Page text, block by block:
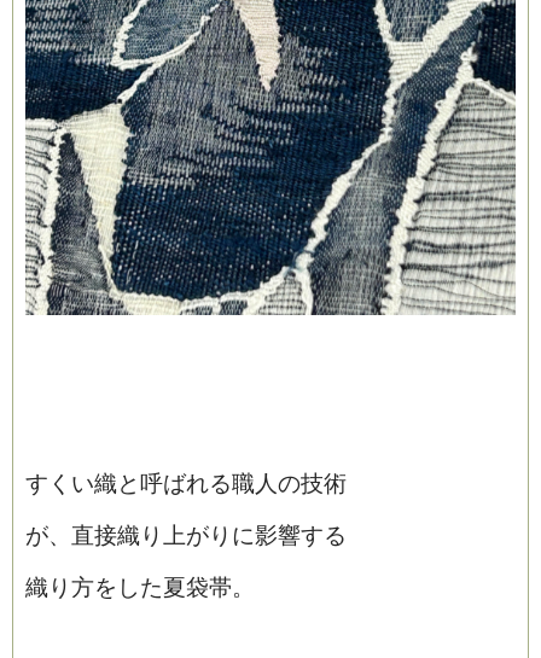
すくい織と呼ばれる職人の技術
が、直接織り上がりに影響する
織り方をした夏袋帯。